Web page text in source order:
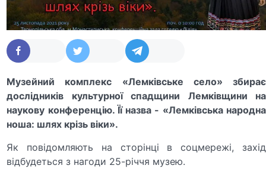
Музейний комплекс «Лемківське село» збирає
дослідників культурної спадщини Лемківщини на
наукову конференцію. Її назва - «Лемківська народна
ноша: шлях крізь віки».
Як повідомляють на сторінці в соцмережі, захід
відбудеться з нагоди 25-річчя музею.